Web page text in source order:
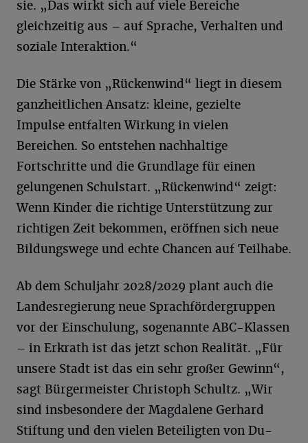
sie. „Das wirkt sich auf viele Bereiche
gleichzeitig aus – auf Sprache, Verhalten und
soziale Interaktion.“
Die Stärke von „Rückenwind“ liegt in diesem
ganzheitlichen Ansatz: kleine, gezielte
Impulse entfalten Wirkung in vielen
Bereichen. So entstehen nachhaltige
Fortschritte und die Grundlage für einen
gelungenen Schulstart. „Rückenwind“ zeigt:
Wenn Kinder die richtige Unterstützung zur
richtigen Zeit bekommen, eröffnen sich neue
Bildungswege und echte Chancen auf Teilhabe.
Ab dem Schuljahr 2028/2029 plant auch die
Landesregierung neue Sprachfördergruppen
vor der Einschulung, sogenannte ABC-Klassen
– in Erkrath ist das jetzt schon Realität. „Für
unsere Stadt ist das ein sehr großer Gewinn“,
sagt Bürgermeister Christoph Schultz. „Wir
sind insbesondere der Magdalene Gerhard
Stiftung und den vielen Beteiligten von Du-